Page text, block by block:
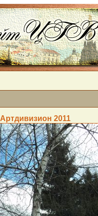
Артдивизион 2011